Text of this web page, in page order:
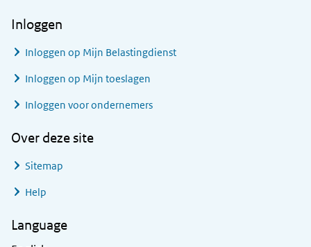
Inloggen
Inloggen op Mijn Belastingdienst
Inloggen op Mijn toeslagen
Inloggen voor ondernemers
Over deze site
Sitemap
Help
Language